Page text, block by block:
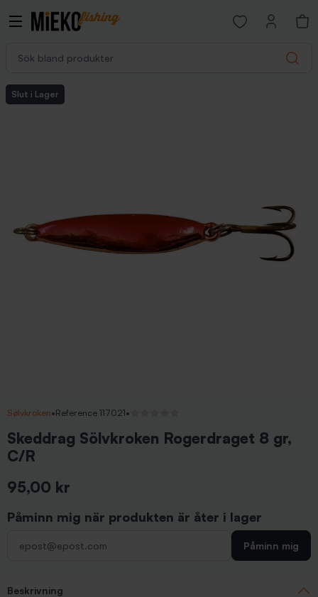
Search
Open favorites
Slut i Lager
Sølvkroken•Reference 117021•
Skeddrag Sölvkroken Rogerdraget 8 gr,
C/R
95,00 kr
Påminn mig när produkten är åter i lager
Påminn mig
Beskrivning